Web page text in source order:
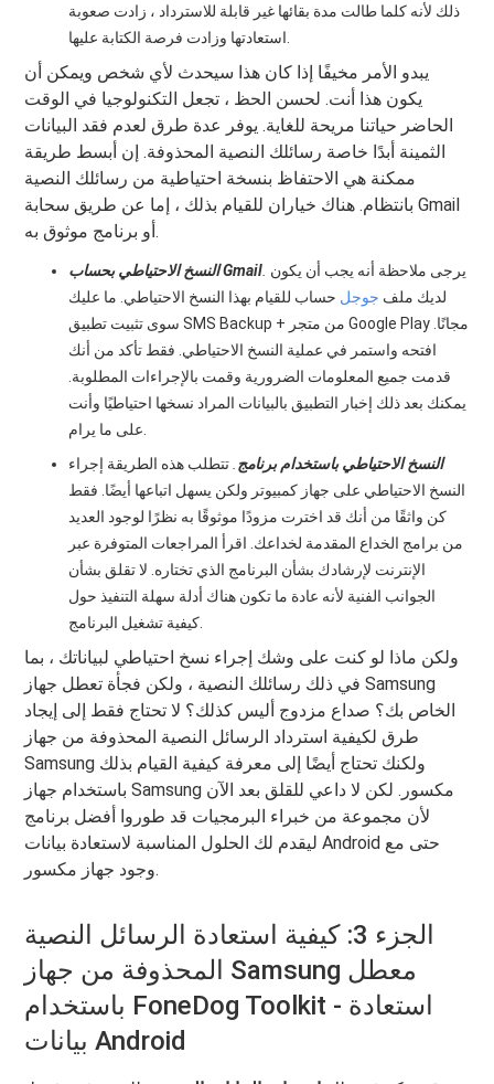
ذلك لأنه كلما طالت مدة بقائها غير قابلة للاسترداد ، زادت صعوبة
يبدو الأمر مخيفًا إذا كان هذا سيحدث لأي شخص ويمكن أن
يكون هذا أنت. لحسن الحظ ، تجعل التكنولوجيا في الوقت
الحاضر حياتنا مريحة للغاية. يوفر عدة طرق لعدم فقد البيانات
الثمينة أبدًا خاصة رسائلك النصية المحذوفة. إن أبسط طريقة
ممكنة هي الاحتفاظ بنسخة احتياطية من رسائلك النصية
بانتظام. هناك خياران للقيام بذلك ، إما عن طريق سحابة Gmail
أو برنامج موثوق به.
النسخ الاحتياطي بحساب Gmail يرجى ملاحظة أنه يجب أن يكون
لديك ملف جوجل حساب للقيام بهذا النسخ الاحتياطي. ما عليك
سوى تثبيت تطبيق SMS Backup + من متجر Google Play مجانًا.
افتحه واستمر في عملية النسخ الاحتياطي. فقط تأكد من أنك
قدمت جميع المعلومات الضرورية وقمت بالإجراءات المطلوبة.
يمكنك بعد ذلك إخبار التطبيق بالبيانات المراد نسخها احتياطيًا وأنت
النسخ الاحتياطي باستخدام برنامج تتطلب هذه الطريقة إجراء
النسخ الاحتياطي على جهاز كمبيوتر ولكن يسهل اتباعها أيضًا. فقط
كن واثقًا من أنك قد اخترت مزودًا موثوقًا به نظرًا لوجود العديد
من برامج الخداع المقدمة لخداعك. اقرأ المراجعات المتوفرة عبر
الإنترنت لإرشادك بشأن البرنامج الذي تختاره. لا تقلق بشأن
الجوانب الفنية لأنه عادة ما تكون هناك أدلة سهلة التنفيذ حول
ولكن ماذا لو كنت على وشك إجراء نسخ احتياطي لبياناتك ، بما
في ذلك رسائلك النصية ، ولكن فجأة تعطل جهاز Samsung
الخاص بك؟ صداع مزدوج أليس كذلك؟ لا تحتاج فقط إلى إيجاد
طرق لكيفية استرداد الرسائل النصية المحذوفة من جهاز
Samsung ولكنك تحتاج أيضًا إلى معرفة كيفية القيام بذلك
باستخدام جهاز Samsung مكسور. لكن لا داعي للقلق بعد الآن
لأن مجموعة من خبراء البرمجيات قد طوروا أفضل برنامج
ليقدم لك الحلول المناسبة لاستعادة بيانات Android حتى مع
وجود جهاز مكسور.
الجزء 3: كيفية استعادة الرسائل النصية
المحذوفة من جهاز Samsung معطل
باستخدام FoneDog Toolkit - استعادة
بيانات Android